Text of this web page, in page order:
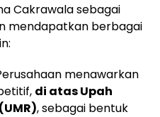
Cakrawala sebagai
mendapatkan berbagai
menawarkan
di atas Upah
, sebagai bentuk